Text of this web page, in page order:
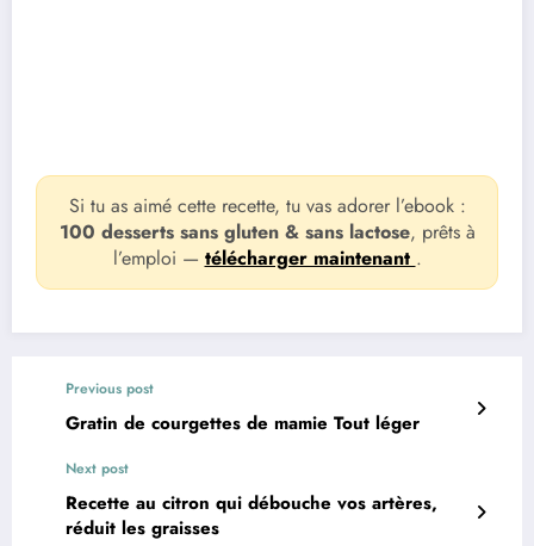
Si tu as aimé cette recette, tu vas adorer l’ebook :
100 desserts sans gluten & sans lactose, prêts à
l’emploi — télécharger maintenant .
Previous post
Gratin de courgettes de mamie Tout léger
Next post
Recette au citron qui débouche vos artères,
réduit les graisses